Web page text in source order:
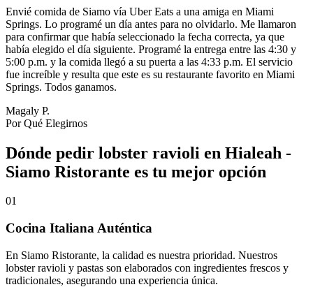
Envié comida de Siamo vía Uber Eats a una amiga en Miami
Springs. Lo programé un día antes para no olvidarlo. Me llamaron
para confirmar que había seleccionado la fecha correcta, ya que
había elegido el día siguiente. Programé la entrega entre las 4:30 y
5:00 p.m. y la comida llegó a su puerta a las 4:33 p.m. El servicio
fue increíble y resulta que este es su restaurante favorito en Miami
Springs. Todos ganamos.
Magaly P.
Por Qué Elegirnos
Dónde pedir lobster ravioli en Hialeah -
Siamo Ristorante es tu mejor opción
01
Cocina Italiana Auténtica
En Siamo Ristorante, la calidad es nuestra prioridad. Nuestros
lobster ravioli y pastas son elaborados con ingredientes frescos y
tradicionales, asegurando una experiencia única.